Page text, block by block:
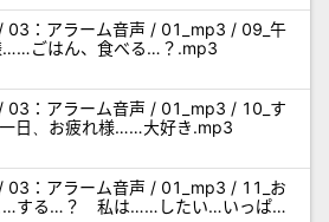
03：アラーム音声 / 01_mp3 / 09_午
……ごはん、食べる…？.mp3
03：アラーム音声 / 01_mp3 / 10_す
日、お疲れ様……大好き.mp3
03：アラーム音声 / 01_mp3 / 11_お
…する…？ 私は……したい…いっぱ